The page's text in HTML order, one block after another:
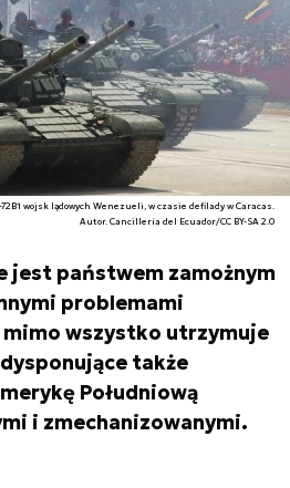
72B1 wojsk lądowych Wenezueli, w czasie defilady w Caracas.
Autor. Cancillería del Ecuador/CC BY-SA 2.0
jest państwem zamożnym
problemami
wszystko utrzymuje
także
Południową
i zmechanizowanymi.